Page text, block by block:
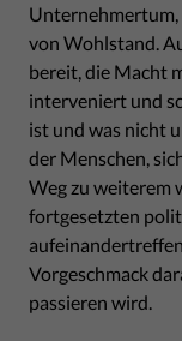
Unternehmertum,
von Wohlstand.
bereit, die Macht
interveniert und
ist und was nicht
der Menschen,
Weg zu weiterem
fortgesetzten
Vorgeschmack
passieren wird.